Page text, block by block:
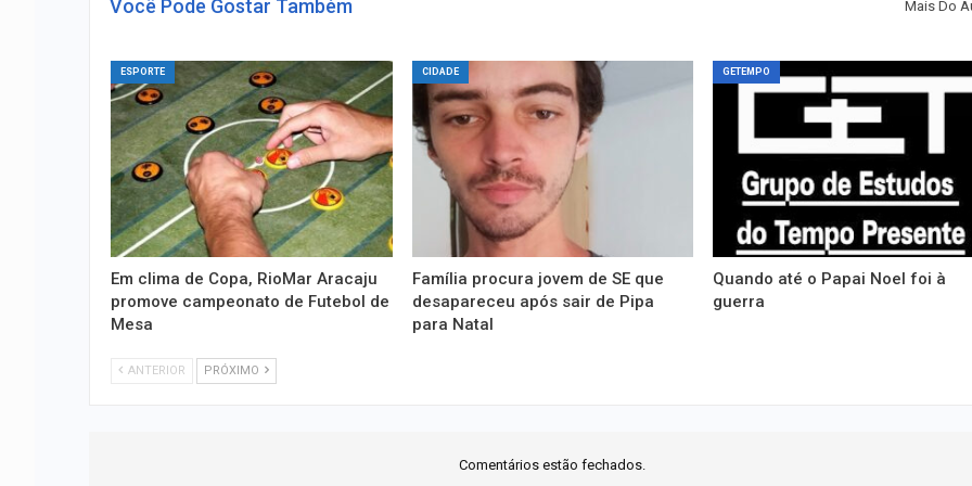
Você Pode Gostar Também Mais Do
ESPORTE
Em clima de Copa, RioMar Aracaju
promove campeonato de Futebol de
Mesa
CIDADE
Família procura jovem de SE que
desapareceu após sair de Pipa
para Natal
GETEMPO
Quando até o Papai Noel foi à
guerra
ANTERIOR PRÓXIMO
Comentários estão fechados.